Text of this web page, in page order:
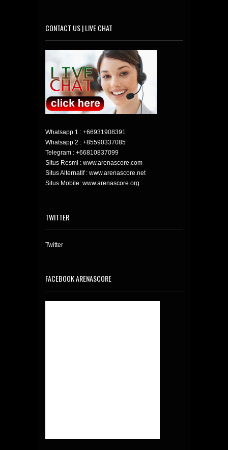
CONTACT US | LIVE CHAT
Whatsapp 1 : +66931908391
Whatsapp 2 : +85590337085
Telegram : +66810837099
Situs Resmi : www.arenascore.com
Situs Alternatif : www.arenascore.net
Situs Mobile: www.arenascore.org
TWITTER
Twitter
FACEBOOK ARENASCORE